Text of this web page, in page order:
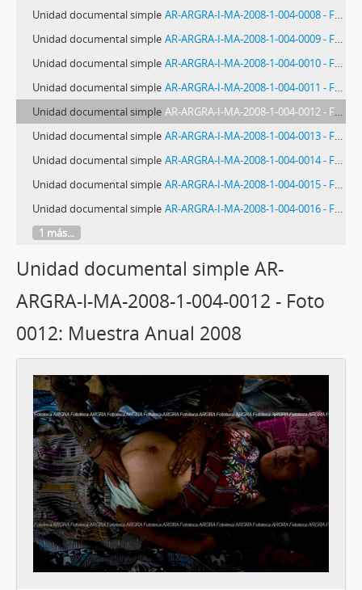
Unidad documental simple AR-ARGRA-I-MA-2008-1-004-0008 - Foto 0008: Muestra Anual 2008
Unidad documental simple AR-ARGRA-I-MA-2008-1-004-0009 - Foto 0009: Muestra Anual 2008
Unidad documental simple AR-ARGRA-I-MA-2008-1-004-0010 - Foto 0010: Muestra Anual 2008
Unidad documental simple AR-ARGRA-I-MA-2008-1-004-0011 - Foto 0011: Muestra Anual 2008
Unidad documental simple AR-ARGRA-I-MA-2008-1-004-0012 - Foto 0012: Muestra Anual 2008
Unidad documental simple AR-ARGRA-I-MA-2008-1-004-0013 - Foto 0013: Muestra Anual 2008
Unidad documental simple AR-ARGRA-I-MA-2008-1-004-0014 - Foto 0014: Muestra Anual 2008
Unidad documental simple AR-ARGRA-I-MA-2008-1-004-0015 - Foto 0015: Muestra Anual 2008
Unidad documental simple AR-ARGRA-I-MA-2008-1-004-0016 - Foto 0016: Muestra Anual 2008
1 más...
Unidad documental simple AR-
ARGRA-I-MA-2008-1-004-0012 - Foto
0012: Muestra Anual 2008